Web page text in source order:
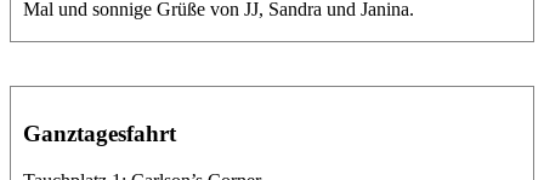
Mal und sonnige Grüße von JJ, Sandra und Janina.
Ganztagesfahrt